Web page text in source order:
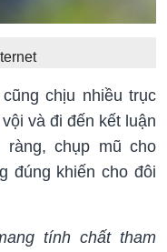
chịu nhiều trục
và đi đến kết luận
chụp mũ cho
đúng khiến cho đôi
tính chất tham